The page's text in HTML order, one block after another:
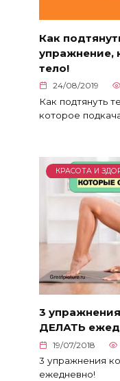
Как
упражнение,
тело!
24/08/2019
Как подтянуть
которое
КРАСОТА И
3
ДЕЛАТЬ
19/07/2018
3 упражнения
ежедневно!